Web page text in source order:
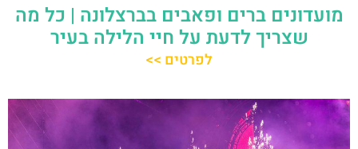
מועדונים ברים ופאבים בברצלונה | כל מה
שצריך לדעת על חיי הלילה בעיר
לפרטים >>